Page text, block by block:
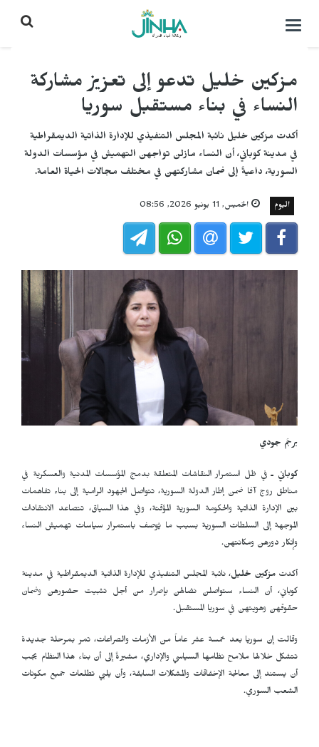
التحكم
مزكين خليل تدعو إلى تعزيز مشاركة
النساء في بناء مستقبل سوريا
أكدت مزكين خليل نائبة المجلس التنفيذي للإدارة الذاتية الديمقراطية
في مدينة كوباني، أن النساء مازلن تواجهن التهميش في مؤسسات الدولة
السورية، داعيةً إلى ضمان مشاركتهن في مختلف مجالات الحياة العامة.
اليوم الخميس, 11 يونيو 2026, 08:56
برجَم جودي
كوباني ـفي ظل استمرار النقاشات المتعلقة بدمج المؤسسات المدنية والعسكرية في
مناطق روج آفا ضمن إطار الدولة السورية، تتواصل الجهود الرامية إلى بناء تفاهمات
بين الإدارة الذاتية والحكومة السورية المؤقتة، وفي هذا السياق، تتصاعد الانتقادات
الموجهة إلى السلطات السورية بسبب ما يُوصف باستمرار سياسات تهميش النساء
وإنكار دورهن ومكانتهن.
أكدتمزكين خليل، نائبة المجلس التنفيذي للإدارة الذاتية الديمقراطية في مدينة
كوباني، أن النساء ستواصلن نضالهن بإصرار من أجل تثبيت حضورهن وضمان
حقوقهن وهويتهن في سوريا المستقبل.
وقالت إن سوريا بعد خمسة عشر عاماً من الأزمات والصراعات، تمر بمرحلة جديدة
تتشكل خلالها ملامح نظامها السياسي والإداري، مشيرةً إلى أن بناء هذا النظام يجب
أن يستند إلى معالجة الإخفاقات والمشكلات السابقة، وأن يلبي تطلعات جميع مكونات
الشعب السوري.